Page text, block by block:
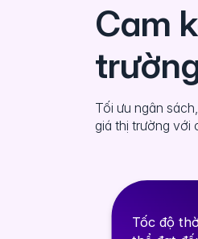
Cam
Tối ưu ngân
giá thị trường với
Tốc độ